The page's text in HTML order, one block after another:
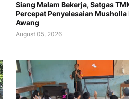
Siang Malam Bekerja, Satgas
Percepat Penyelesaian Musholla
Awang
August 05, 2026